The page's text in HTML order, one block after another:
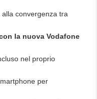
convergenza tra
la nuova Vodafone
nel proprio
per